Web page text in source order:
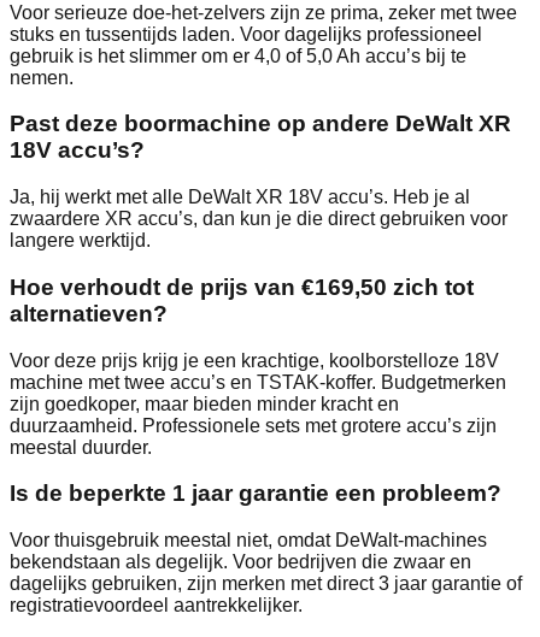
Voor serieuze doe-het-zelvers zijn ze prima, zeker met twee
stuks en tussentijds laden. Voor dagelijks professioneel
gebruik is het slimmer om er 4,0 of 5,0 Ah accu’s bij te
nemen.
Past deze boormachine op andere DeWalt XR
18V accu’s?
Ja, hij werkt met alle DeWalt XR 18V accu’s. Heb je al
zwaardere XR accu’s, dan kun je die direct gebruiken voor
langere werktijd.
Hoe verhoudt de prijs van €169,50 zich tot
alternatieven?
Voor deze prijs krijg je een krachtige, koolborstelloze 18V
machine met twee accu’s en TSTAK-koffer. Budgetmerken
zijn goedkoper, maar bieden minder kracht en
duurzaamheid. Professionele sets met grotere accu’s zijn
meestal duurder.
Is de beperkte 1 jaar garantie een probleem?
Voor thuisgebruik meestal niet, omdat DeWalt-machines
bekendstaan als degelijk. Voor bedrijven die zwaar en
dagelijks gebruiken, zijn merken met direct 3 jaar garantie of
registratievoordeel aantrekkelijker.